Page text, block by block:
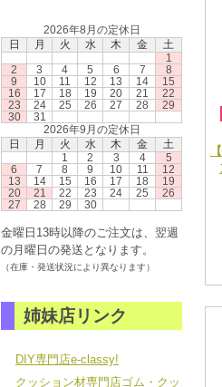
2026年8月の定休日
日
月 火 水 木 金
土
1
2
3 4 5 6 7
8
9
10 11 12 13 14
15
16
17 18 19 20 21
22
23
24 25 26 27 28
29
30
31
2026年9月の定休日
日
月 火 水 木 金
土
1
2 3 4
5
6
7 8 9 10 11
12
13
14 15 16 17 18
19
20
21 22 23 24 25
26
27
28 29 30
金曜日13時以降のご注文は、翌週
の月曜日の発送となります。
（在庫・発送状況により異なります）
姉妹店リンク
DIY専門店e-classy!
クッション材専門店ゴム・クッ